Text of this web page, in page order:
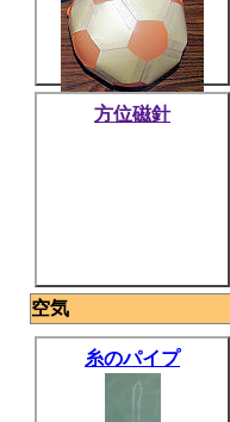
方位磁針
空気
糸のパイプ